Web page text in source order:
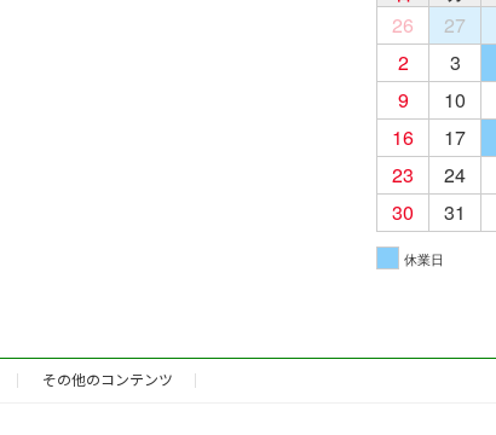
26 27
2
3
9
10
16
17
23
24
30
31
休業日
その他のコンテンツ